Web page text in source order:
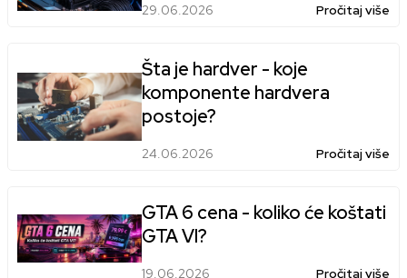
29.06.2026 Pročitaj više
Šta je hardver - koje
komponente hardvera
postoje?
24.06.2026 Pročitaj više
GTA 6 cena - koliko će koštati
GTA VI?
19.06.2026 Pročitaj više